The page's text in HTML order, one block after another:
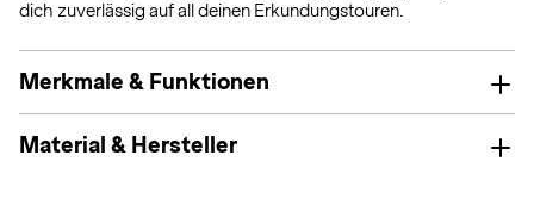
dich zuverlässig auf all deinen Erkundungstouren.
Merkmale & Funktionen
Material & Hersteller